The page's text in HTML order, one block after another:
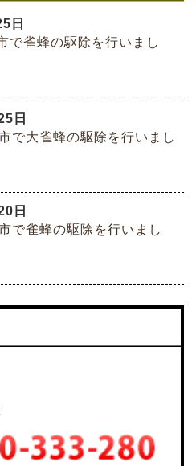
日
で雀蜂の駆除を行いまし
日
で大雀蜂の駆除を行いまし
日
で雀蜂の駆除を行いまし